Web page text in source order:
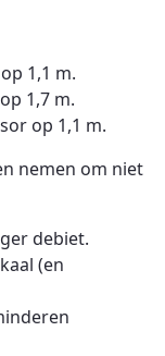
1,1 m.
1,7 m.
op 1,1 m.
nemen om niet
debiet.
(en